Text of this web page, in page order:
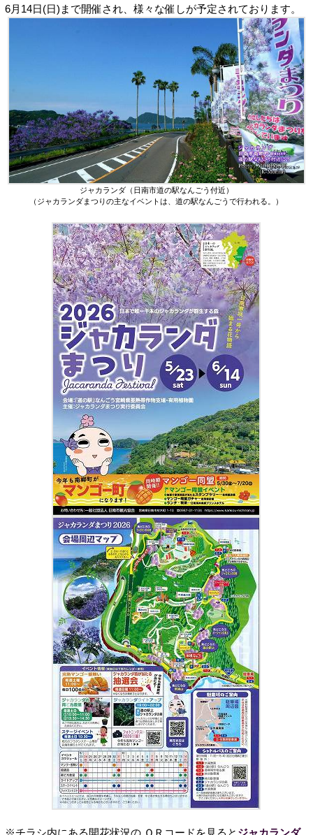
6月14日(日)まで開催され、様々な催しが予定されております。
ジャカランダ（日南市道の駅なんごう付近）
（ジャカランダまつりの主なイベントは、道の駅なんごうで行われる。）